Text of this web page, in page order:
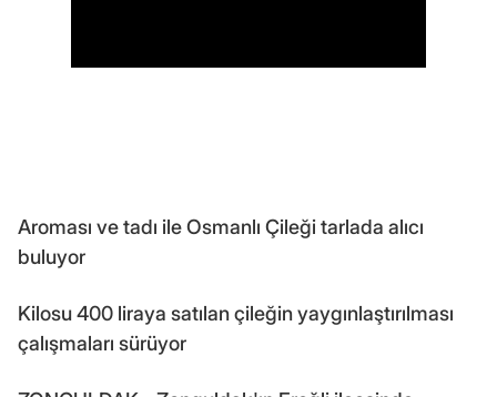
Aroması ve tadı ile Osmanlı Çileği tarlada alıcı
buluyor
Kilosu 400 liraya satılan çileğin yaygınlaştırılması
çalışmaları sürüyor